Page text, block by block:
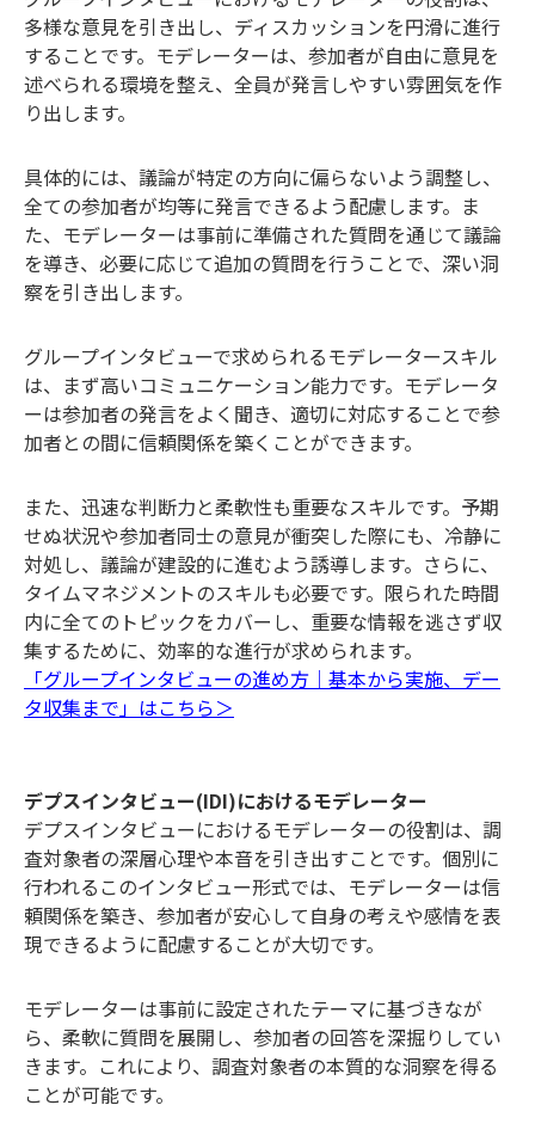
多様な意見を引き出し、ディスカッションを円滑に進行
することです。モデレーターは、参加者が自由に意見を
述べられる環境を整え、全員が発言しやすい雰囲気を作
り出します。
具体的には、議論が特定の方向に偏らないよう調整し、
全ての参加者が均等に発言できるよう配慮します。ま
た、モデレーターは事前に準備された質問を通じて議論
を導き、必要に応じて追加の質問を行うことで、深い洞
察を引き出します。
グループインタビューで求められるモデレータースキル
は、まず高いコミュニケーション能力です。モデレータ
ーは参加者の発言をよく聞き、適切に対応することで参
加者との間に信頼関係を築くことができます。
また、迅速な判断力と柔軟性も重要なスキルです。予期
せぬ状況や参加者同士の意見が衝突した際にも、冷静に
対処し、議論が建設的に進むよう誘導します。さらに、
タイムマネジメントのスキルも必要です。限られた時間
内に全てのトピックをカバーし、重要な情報を逃さず収
集するために、効率的な進行が求められます。
「グループインタビューの進め方｜基本から実施、デー
タ収集まで」はこちら＞
デプスインタビュー(IDI)におけるモデレーター
デプスインタビューにおけるモデレーターの役割は、調
査対象者の深層心理や本音を引き出すことです。個別に
行われるこのインタビュー形式では、モデレーターは信
頼関係を築き、参加者が安心して自身の考えや感情を表
現できるように配慮することが大切です。
モデレーターは事前に設定されたテーマに基づきなが
ら、柔軟に質問を展開し、参加者の回答を深掘りしてい
きます。これにより、調査対象者の本質的な洞察を得る
ことが可能です。